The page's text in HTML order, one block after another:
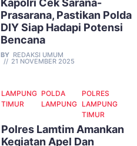
Kapolri Cek Sarana-
Prasarana, Pastikan Polda
DIY Siap Hadapi Potensi
Bencana
BY REDAKSI UMUM
21 NOVEMBER 2025
LAMPUNG
TIMUR
POLDA
LAMPUNG
POLRES
LAMPUNG
TIMUR
Polres Lamtim Amankan
Kegiatan Apel Dan